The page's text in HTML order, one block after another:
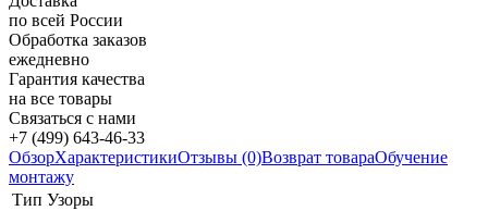
по всей России
Обработка заказов
ежедневно
Гарантия качества
на все товары
Связаться с нами
+7 (499) 643-46-33
ОбзорХарактеристикиОтзывы (0)Возврат товараОбучение
монтажу
Тип Узоры